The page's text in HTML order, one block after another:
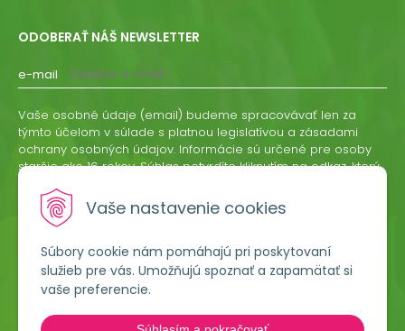
Vaše nastavenie cookies
Súbory cookie nám pomáhajú pri poskytovaní
služieb pre vás. Umožňujú spoznať a zapamätať si
vaše preferencie.
ODOBERAŤ NÁŠ NEWSLETTER
e-mail
ODOBERAŤ
Vaše osobné údaje (email) budeme spracovávať len za
týmto účelom v súlade s platnou legislatívou a zásadami
ochrany osobných údajov. Informácie sú určené pre osoby
staršie ako 16 rokov. Súhlas potvrdíte kliknutím na odkaz, ktorý
odvolať písomne, emailom alebo kliknutím na odkaz z
ktoréhokoľvek informačného emailu.